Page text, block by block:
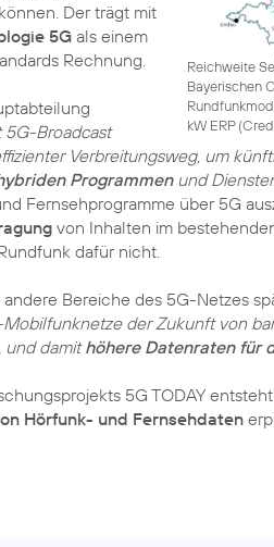
Reichweite
Bayerischen
kW ERP (
Der trägt mit
5G als einem
Rechnung.
5G-Broadcast
Verbreitungsweg, um
Programmenund
Fernsehprogramme über 5G
von Inhalten im
dafür nicht.
andere Bereiche des 5G-Netzes
der Zukunft von
und damithöhere Datenraten für
5G TODAY
Hörfunk- und Fernsehdaten